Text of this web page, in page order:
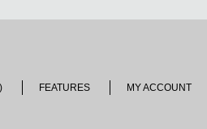
FEATURES MY ACCOUNT